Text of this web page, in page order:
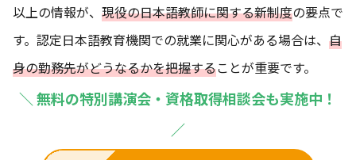
以上の情報が、 現役の日本語教師に関する新制度の要点で
す。認定日本語教育機関での就業に関心がある場合は、 自
身の勤務先がどうなるかを把握することが重要です。
＼ 無料の特別講演会・資格取得相談会も実施中！
／